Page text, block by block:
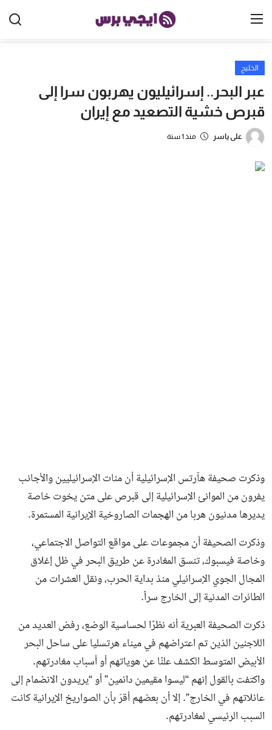
الرئيسية
مصر
الخليج
الخليج
عبر البحر.. إسرائيليون يهربون سرا إلى
قبرص خشية التصعيد مع إيران
على ياسر منذ 1 سنة
وذكرت صحيفة هآرتس الإسرائيلية أن مئات الإسرائيليين والأجانب
يفرون من الموانئ الإسرائيلية إلى قبرص على متن يخوت خاصة
يديرها مدنيون هربا من الهجمات الصاروخية الإيرانية المستمرة.
وذكرت الصحيفة أن مجموعات على مواقع التواصل الاجتماعي،
وخاصة فيسبوك، تنسق المغادرة عن طريق البحر في ظل إغلاق
المجال الجوي الإسرائيلي منذ بداية الحرب، ونقل العشرات من
الطائرات المدنية إلى الخارج سراً.
ذكرت الصحيفة العبرية أنه نظرًا لحساسية الوضع، رفض العديد من
اللاجئين الذين تم اعتراضهم في ميناء هرتسليا على ساحل البحر
الأبيض المتوسط الكشف علنًا عن هوياتهم أو أسباب مغادرتهم.
واكتفت بالقول إنهم “ليسوا مقيمين دائمين” أو “يريدون الانضمام إلى
عائلاتهم في الخارج”. إلا أن بعضهم أقرّ بأن الصواريخ الإيرانية كانت
السبب الرئيسي لمغادرتهم.